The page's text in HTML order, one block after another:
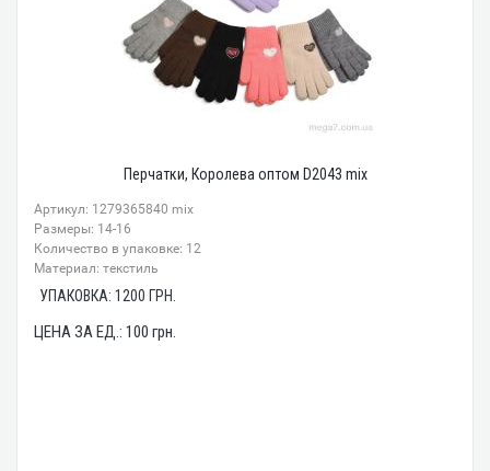
Перчатки, Королева оптом D2043 mix
Артикул: 1279365840 mix
Размеры: 14-16
Количество в упаковке: 12
Материал: текстиль
УПАКОВКА: 1200 ГРН.
ЦЕНА ЗА ЕД.: 100 грн.